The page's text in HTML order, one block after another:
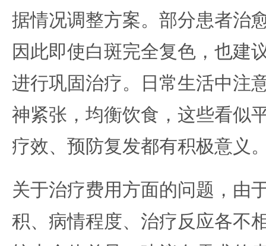
据情况调整方案。部分患者治
因此即使白斑完全复色，也建
进行巩固治疗。日常生活中注
神紧张，均衡饮食，这些看似
疗效、预防复发都有积极意义
关于治疗费用方面的问题，由
积、病情程度、治疗反应各不